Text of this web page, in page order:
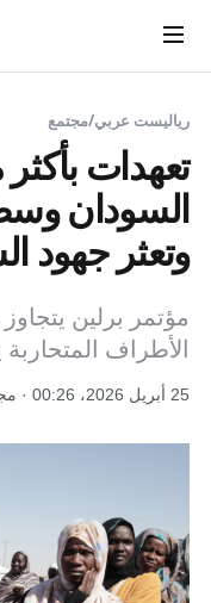
Menu
رياليست عربي/مجتمع
السودان
وتعثر جهود
مؤتمر برلين
الأطراف
25 أبريل 2026، 00:26 · مجتمع